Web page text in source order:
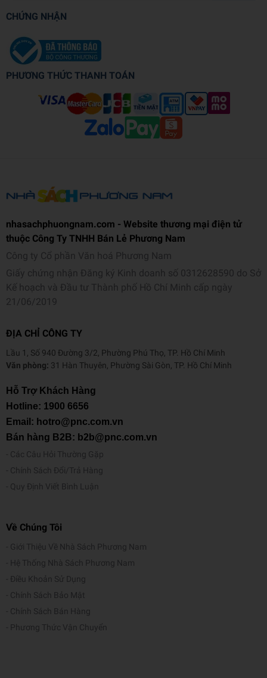
CHỨNG NHẬN
PHƯƠNG THỨC THANH TOÁN
nhasachphuongnam.com - Website thương mại điện tử
thuộc Công Ty TNHH Bán Lẻ Phương Nam
Công ty Cổ phần Văn hoá Phương Nam
Giấy chứng nhận Đăng ký Kinh doanh số 0312628590 do Sở
Kế hoạch và Đầu tư Thành phố Hồ Chí Minh cấp ngày
21/06/2019
ĐỊA CHỈ CÔNG TY
Lầu 1, Số 940 Đường 3/2, Phường Phú Thọ, TP. Hồ Chí Minh
Văn phòng: 31 Hàn Thuyên, Phường Sài Gòn, TP. Hồ Chí Minh
Hỗ Trợ Khách Hàng
Hotline: 1900 6656
Email: hotro@pnc.com.vn
Bán hàng B2B: b2b@pnc.com.vn
Các Câu Hỏi Thường Gặp
Chính Sách Đổi/Trả Hàng
Quy Định Viết Bình Luận
Về Chúng Tôi
Giới Thiệu Về Nhà Sách Phương Nam
Hệ Thống Nhà Sách Phương Nam
Điều Khoản Sử Dụng
Chính Sách Bảo Mật
Chính Sách Bán Hàng
Phương Thức Vận Chuyển